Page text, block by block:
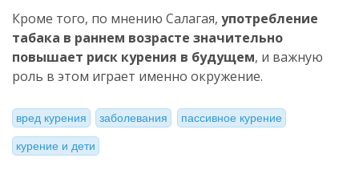
Кроме того, по мнению Салагая, употребление
табака в раннем возрасте значительно
повышает риск курения в будущем, и важную
роль в этом играет именно окружение.
вред курения заболевания пассивное курение
курение и дети